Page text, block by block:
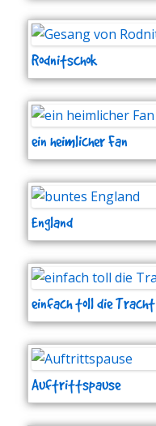
Rodnitschok
ein heimlicher Fan
England
einfach toll die Tracht
Auftrittspause